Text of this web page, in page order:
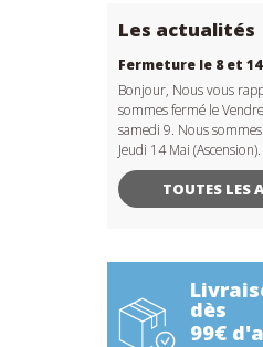
Les actualités
Fermeture le 8 et
Bonjour, Nous vous
sommes fermé le
samedi 9. Nous
Jeudi 14 Mai (Ascension).
TOUTES LES
dès
99€